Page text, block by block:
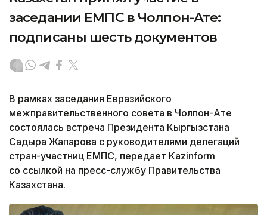
заседании ЕМПС в Чолпон-Ате:
подписаны шесть документов
В рамках заседания Евразийского
межправительственного совета в Чолпон-Ате
состоялась встреча Президента Кыргызстана
Садыра Жапарова с руководителями делегаций
стран-участниц ЕМПС, передает Kazinform
со ссылкой на пресс-службу Правительства
Казахстана.